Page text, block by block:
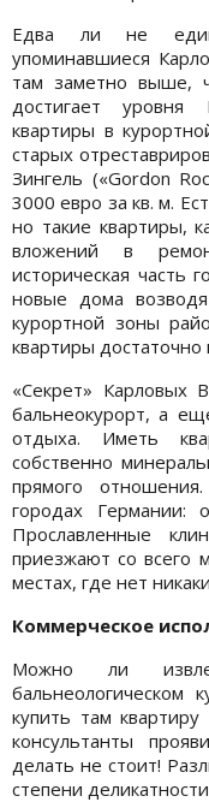
Едва ли не
упоминавшиеся
там заметно выше,
достигает
квартиры в
старых
Зингель («Gordon
3000 евро за кв. м.
но такие квартиры,
вложений в
историческая часть
новые дома
курортной зоны
квартиры достаточно
«Секрет» Карловых
бальнеокурорт, а
отдыха. Иметь
собственно
прямого
городах Германии:
Прославленные
приезжают со всего
местах, где нет
Коммерческое
Можно ли
бальнеологическом
купить там
консультанты
делать не стоит!
степени